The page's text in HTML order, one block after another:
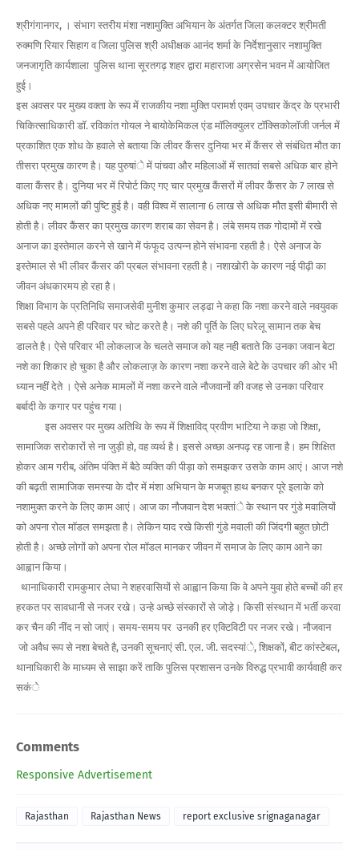
श्रीगंगानगर, । संभाग स्तरीय मंशा नशामुक्ति अभियान के अंतर्गत जिला कलक्टर श्रीमती
रुक्मणि रियार सिहाग व जिला पुलिस श्री अधीक्षक आनंद शर्मा के निर्देशानुसार नशामुक्ति
जनजागृति कार्यशाला पुलिस थाना सूरतगढ़ शहर द्वारा महाराजा अग्रसेन भवन में आयोजित
हुई।
इस अवसर पर मुख्य वक्ता के रूप में राजकीय नशा मुक्ति परामर्श एवम् उपचार केंद्र के प्रभारी
चिकित्साधिकारी डॉ. रविकांत गोयल ने बायोकेमिकल एंड मॉलिक्युलर टॉक्सिकोलॉजी जर्नल में
प्रकाशित एक शोध के हवाले से बताया कि लीवर कैंसर दुनिया भर में कैंसर से संबंधित मौत का
तीसरा प्रमुख कारण है। यह पुरुषांे में पांचवा और महिलाओं में सातवां सबसे अधिक बार होने
वाला कैंसर है। दुनिया भर में रिपोर्ट किए गए चार प्रमुख कैंसरों में लीवर कैंसर के 7 लाख से
अधिक नए मामलों की पुष्टि हुई है। वही विश्व में सालाना 6 लाख से अधिक मौत इसी बीमारी से
होती है। लीवर कैंसर का प्रमुख कारण शराब का सेवन है। लंबे समय तक गोदामों में रखे
अनाज का इस्तेमाल करने से खाने में फंफूद उत्पन्न होने संभावना रहती है। ऐसे अनाज के
इस्तेमाल से भी लीवर कैंसर की प्रबल संभावना रहती है। नशाखोरी के कारण नई पीढ़ी का
जीवन अंधकारमय हो रहा है।
शिक्षा विभाग के प्रतिनिधि समाजसेवी मुनीश कुमार लड्ढा ने कहा कि नशा करने वाले नवयुवक
सबसे पहले अपने ही परिवार पर चोट करते है। नशे की पूर्ति के लिए घरेलू सामान तक बेच
डालते है। ऐसे परिवार भी लोकलाज के चलते समाज को यह नही बताते कि उनका जवान बेटा
नशे का शिकार हो चुका है और लोकलाज़ के कारण नशा करने वाले बेटे के उपचार की ओर भी
ध्यान नहीं देते । ऐसे अनेक मामलों में नशा करने वाले नौजवानों की वजह से उनका परिवार
बर्बादी के कगार पर पहुंच गया।
इस अवसर पर मुख्य अतिथि के रूप में शिक्षाविद् प्रवीण भाटिया ने कहा जो शिक्षा,
सामाजिक सरोकारों से ना जुड़ी हो, वह व्यर्थ है। इससे अच्छा अनपढ़ रह जाना है। हम शिक्षित
होकर आम गरीब, अंतिम पंक्ति में बैठे व्यक्ति की पीड़ा को समझकर उसके काम आएं। आज नशे
की बढ़ती सामाजिक समस्या के दौर में मंशा अभियान के मजबूत हाथ बनकर पूरे इलाके को
नशामुक्त करने के लिए काम आएं। आज का नौजवान देश भक्तांे के स्थान पर गुंडे मवालियों
को अपना रोल मॉडल समझता है। लेकिन याद रखे किसी गुंडे मवाली की जिंदगी बहुत छोटी
होती है। अच्छे लोगों को अपना रोल मॉडल मानकर जीवन में समाज के लिए काम आने का
आह्वान किया।
थानाधिकारी रामकुमार लेघा ने शहरवासियों से आह्वान किया कि वे अपने युवा होते बच्चों की हर
हरकत पर सावधानी से नजर रखे। उन्हे अच्छे संस्कारों से जोड़े। किसी संस्थान में भर्ती करवा
कर चैन की नींद न सो जाएं। समय-समय पर उनकी हर एक्टिविटी पर नजर रखे। नौजवान
जो अवैध रूप से नशा बेचते है, उनकी सूचनाएं सी. एल. जी. सदस्यांे, शिक्षकों, बीट कांस्टेबल,
थानाधिकारी के माध्यम से साझा करें ताकि पुलिस प्रशासन उनके विरुद्ध प्रभावी कार्यवाही कर
सकंे
Comments
Responsive Advertisement
Rajasthan Rajasthan News report exclusive srignaganagar